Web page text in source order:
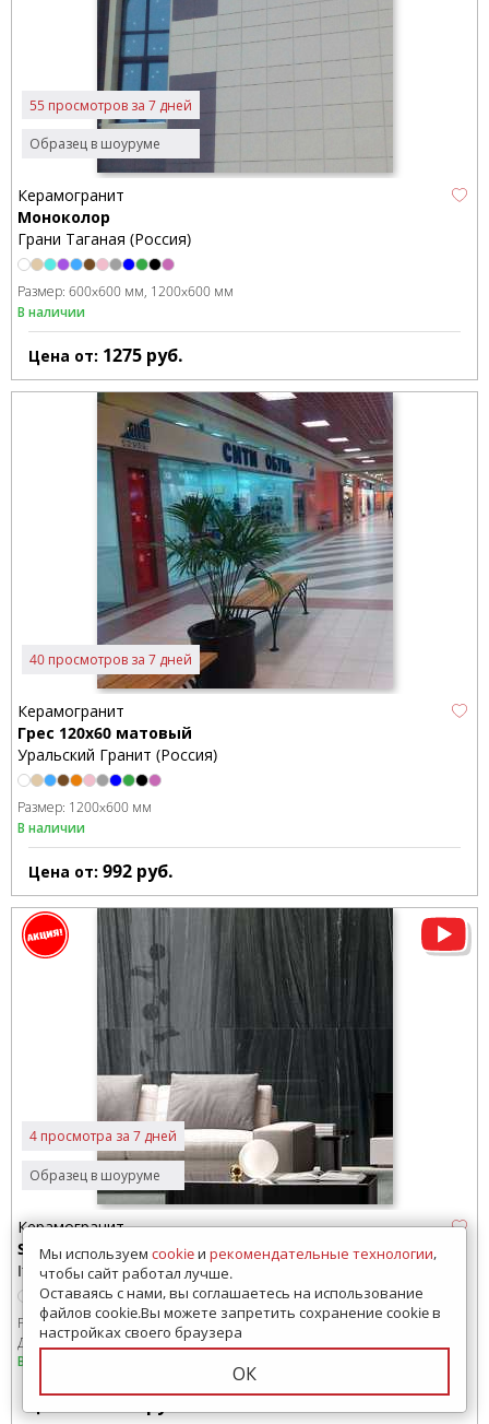
Образец в шоуруме
55 просмотров за 7 дней
Керамогранит
Моноколор
Грани Таганая (Россия)
Размер: 600x600 мм 1200x600 мм
В наличии
Цена от: 1275 руб.
40 просмотров за 7 дней
Керамогранит
Грес 120х60 матовый
Уральский Гранит (Россия)
Размер: 1200x600 мм
В наличии
Цена от: 992 руб.
Образец в шоуруме
4 просмотра за 7 дней
Керамогранит
Surface
Italon (Россия)
Размер:600x600 мм 1600x800 мм 1200x600 мм
Доставка по Краснодару бесплатно
В наличии
Мы используем cookieи рекомендательные технологии,
чтобы сайт работал лучше.
Оставаясь с нами, вы соглашаетесь на использование
файлов cookie.Вы можете запретить сохранение cookie в
настройках своего браузера
ОК